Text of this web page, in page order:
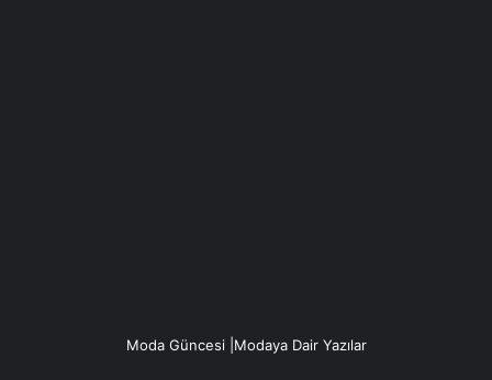
Moda Güncesi |Modaya Dair Yazılar